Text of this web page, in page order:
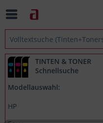
TINTEN & TONER
Schnellsuche
Modellauswahl: